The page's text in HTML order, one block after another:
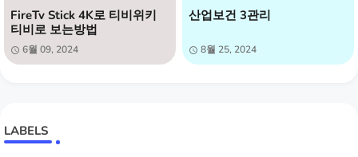
FireTv Stick 4K로 티비위키
티비로 보는방법
6월 09, 2024
산업보건 3관리
8월 25, 2024
LABELS